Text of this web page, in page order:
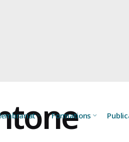
Formations